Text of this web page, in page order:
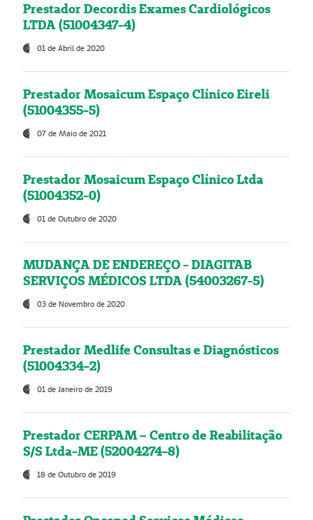
Prestador Decordis Exames Cardiológicos
LTDA (51004347-4)
01 de Abril de 2020
Prestador Mosaicum Espaço Clínico Eireli
(51004355-5)
07 de Maio de 2021
Prestador Mosaicum Espaço Clínico Ltda
(51004352-0)
01 de Outubro de 2020
MUDANÇA DE ENDEREÇO - DIAGITAB
SERVIÇOS MÉDICOS LTDA (54003267-5)
03 de Novembro de 2020
Prestador Medlife Consultas e Diagnósticos
(51004334-2)
01 de Janeiro de 2019
Prestador CERPAM – Centro de Reabilitação
S/S Ltda-ME (52004274-8)
18 de Outubro de 2019